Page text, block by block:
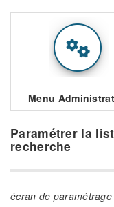
Menu
Paramétrer la
recherche
écran de